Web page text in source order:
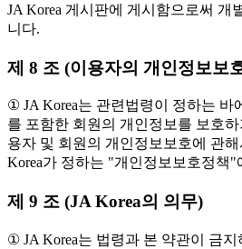
JA Korea 게시판에 게시함으로써 개
니다.
제 8 조 (이용자의 개인정보보
① JA Korea는 관련법령이 정하는 바
를 포함한 회원의 개인정보를 보호하
용자 및 회원의 개인정보보호에 관
Korea가 정하는 "개인정보보호정책"
제 9 조 (JA Korea의 의무)
① JA Korea는 법령과 본 약관이 금